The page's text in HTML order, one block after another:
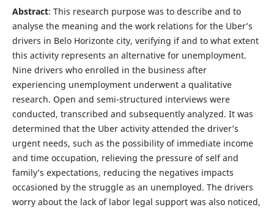
Abstract: This research purpose was to describe and to
analyse the meaning and the work relations for the Uber’s
drivers in Belo Horizonte city, verifying if and to what extent
this activity represents an alternative for unemployment.
Nine drivers who enrolled in the business after
experiencing unemployment underwent a qualitative
research. Open and semi-structured interviews were
conducted, transcribed and subsequently analyzed. It was
determined that the Uber activity attended the driver’s
urgent needs, such as the possibility of immediate income
and time occupation, relieving the pressure of self and
family’s expectations, reducing the negatives impacts
occasioned by the struggle as an unemployed. The drivers
worry about the lack of labor legal support was also noticed,